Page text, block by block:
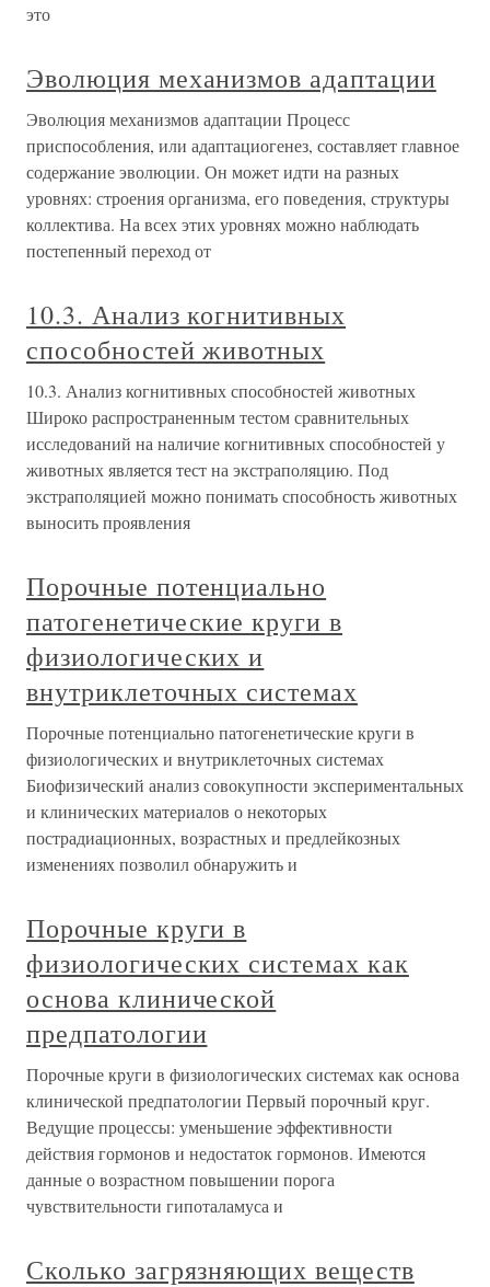
это
Эволюция механизмов адаптации
Эволюция механизмов адаптации Процесс
приспособления, или адаптациогенез, составляет главное
содержание эволюции. Он может идти на разных
уровнях: строения организма, его поведения, структуры
коллектива. На всех этих уровнях можно наблюдать
постепенный переход от
10.3. Анализ когнитивных
способностей животных
10.3. Анализ когнитивных способностей животных
Широко распространенным тестом сравнительных
исследований на наличие когнитивных способностей у
животных является тест на экстраполяцию. Под
экстраполяцией можно понимать способность животных
выносить проявления
Порочные потенциально
патогенетические круги в
физиологических и
внутриклеточных системах
Порочные потенциально патогенетические круги в
физиологических и внутриклеточных системах
Биофизический анализ совокупности экспериментальных
и клинических материалов о некоторых
пострадиационных, возрастных и предлейкозных
изменениях позволил обнаружить и
Порочные круги в
физиологических системах как
основа клинической
предпатологии
Порочные круги в физиологических системах как основа
клинической предпатологии Первый порочный круг.
Ведущие процессы: уменьшение эффективности
действия гормонов и недостаток гормонов. Имеются
данные о возрастном повышении порога
чувствительности гипоталамуса и
Сколько загрязняющих веществ